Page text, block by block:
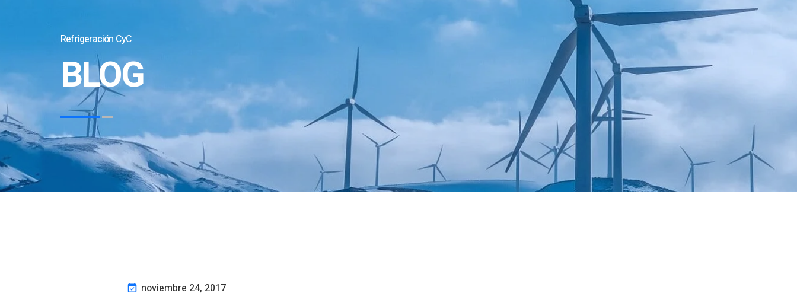
Refrigeración CyC
BLOG
noviembre 24, 2017